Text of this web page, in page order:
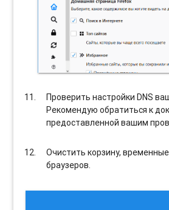
Проверить настройки DNS
Рекомендую обратиться к
предоставленной вашим
Очистить корзину,
браузеров.